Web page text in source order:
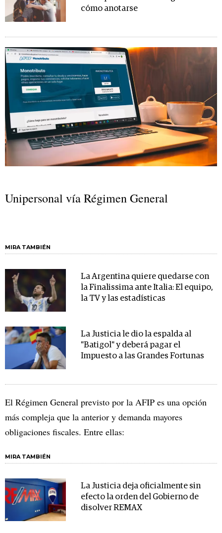
cómo anotarse
Unipersonal vía Régimen General
MIRA TAMBIÉN
La Argentina quiere quedarse con
la Finalissima ante Italia: El equipo,
la TV y las estadísticas
La Justicia le dio la espalda al
"Batigol" y deberá pagar el
Impuesto a las Grandes Fortunas
El Régimen General previsto por la AFIP es una opción
más compleja que la anterior y demanda mayores
obligaciones fiscales. Entre ellas:
MIRA TAMBIÉN
La Justicia deja oficialmente sin
efecto la orden del Gobierno de
disolver REMAX